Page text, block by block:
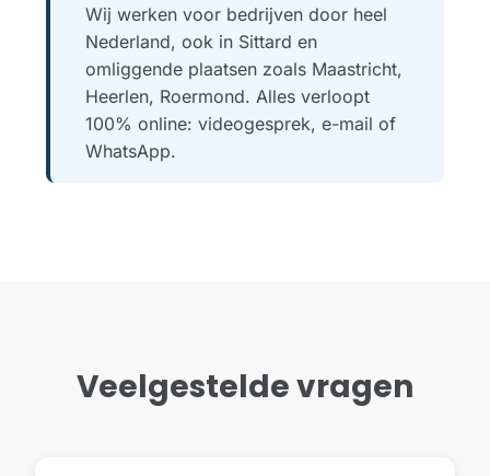
Wij werken voor bedrijven door heel
Nederland, ook in Sittard en
omliggende plaatsen zoals Maastricht,
Heerlen, Roermond. Alles verloopt
100% online: videogesprek, e-mail of
WhatsApp.
Veelgestelde vragen